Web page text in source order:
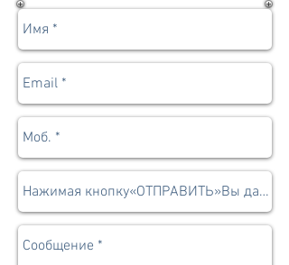
Записаться | Задать вопрос